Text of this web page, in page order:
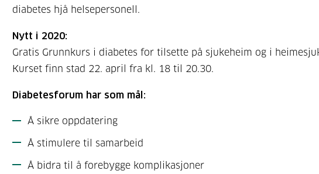
diabetes hjå helsepersonell.
Nytt i 2020:
Gratis Grunnkurs i diabetes for tilsette på sjukeheim og i
Kurset finn stad 22. april fra kl. 18 til 20.30.
Diabetesforum har som mål:
Å sikre oppdatering
Å stimulere til samarbeid
Å bidra til å forebygge komplikasjoner